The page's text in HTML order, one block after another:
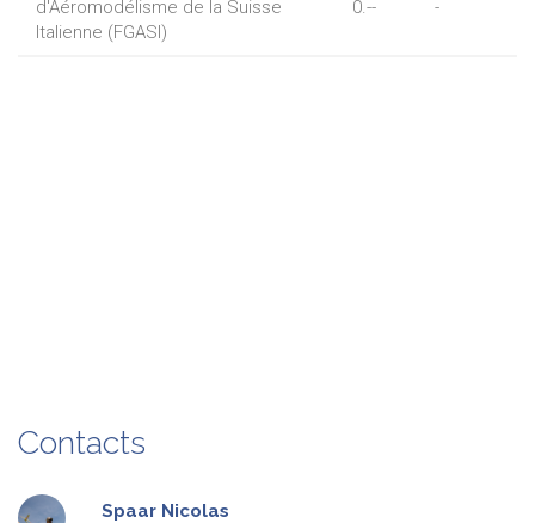
d'Aéromodélisme de la Suisse
Italienne (FGASI)
0.-- -
Contacts
Spaar Nicolas